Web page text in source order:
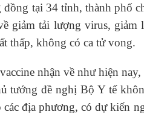
tại 34 tỉnh, thành phố
giảm tải lượng virus, giảm
thấp, không có ca tử vong.
nhận về như hiện nay,
tướng đề nghị Bộ Y tế
địa phương, có dự kiến